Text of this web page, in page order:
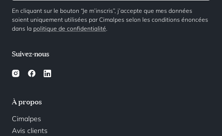
À propos
Cimalpes
Avis clients
Suivez-nous
En cliquant sur le bouton “Je m’inscris”, j’accepte que mes données
soient uniquement utilisées par Cimalpes selon les conditions énoncées
dans la politique de confidentialité